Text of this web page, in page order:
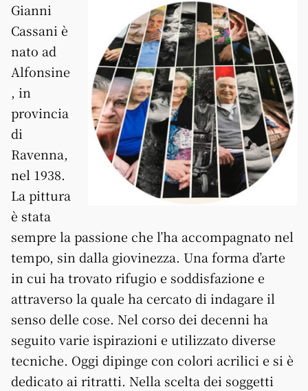
Gianni
Cassani è
nato ad
Alfonsine
, in
provincia
di
Ravenna,
nel 1938.
La pittura
è stata
sempre la passione che l’ha accompagnato nel
tempo, sin dalla giovinezza. Una forma d’arte
in cui ha trovato rifugio e soddisfazione e
attraverso la quale ha cercato di indagare il
senso delle cose. Nel corso dei decenni ha
seguito varie ispirazioni e utilizzato diverse
tecniche. Oggi dipinge con colori acrilici e si è
dedicato ai ritratti. Nella scelta dei soggetti